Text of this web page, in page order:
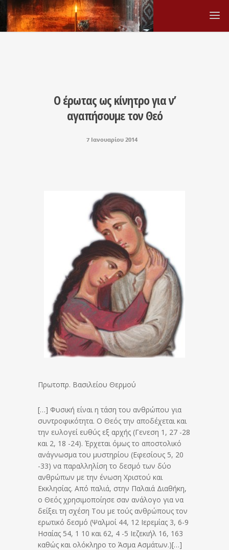
Ο έρωτας ως κίνητρο για ν’
αγαπήσουμε τον Θεό
7 Ιανουαρίου 2014
Πρωτοπρ. Βασιλείου Θερμού
[…] Φυσική είναι η τάση του ανθρώπου για
συντροφικότητα. Ο Θεός την αποδέχεται και
την ευλογεί ευθύς εξ αρχής (Γενεση 1, 27 -28
και 2, 18 -24). Έρχεται όμως το αποστολικό
ανάγνωσμα του μυστηρίου (Εφεσίους 5, 20
-33) να παραλληλίση το δεσμό των δύο
ανθρώπων με την ένωση Χριστού και
Εκκλησίας. Από παλιά, στην Παλαιά Διαθήκη,
ο Θεός χρησιμοποίησε σαν ανάλογο για να
δείξει τη σχέση Του με τούς ανθρώπους τον
ερωτικό δεσμό (Ψαλμοί 44, 12 Ιερεμίας 3, 6-9
Ησαίας 54, 1 10 και 62, 4 -5 Ιεζεκιήλ 16, 163
καθώς και ολόκληρο το Άσμα Ασμάτων.)[…]